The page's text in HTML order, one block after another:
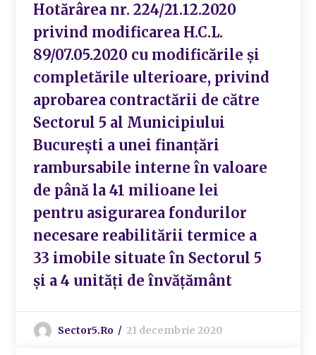
Hotărârea nr. 224/21.12.2020
privind modificarea H.C.L.
89/07.05.2020 cu modificările și
completările ulterioare, privind
aprobarea contractării de către
Sectorul 5 al Municipiului
București a unei finanțări
rambursabile interne în valoare
de până la 41 milioane lei
pentru asigurarea fondurilor
necesare reabilitării termice a
33 imobile situate în Sectorul 5
și a 4 unități de învățământ
Sector5.ro 21 decembrie 2020